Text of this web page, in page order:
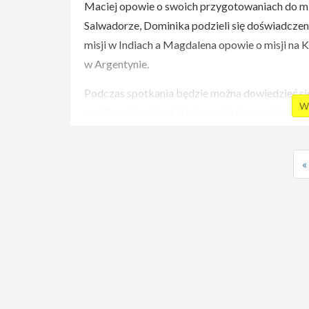
Maciej opowie o swoich przygotowaniach do
Salwadorze, Dominika podzieli się
misji w Indiach a Magdalena opowie o misji na
w Argentynie.
Podczas spotkania będzie można dowiedzieć
możliwości wyjazdu i włączenia się w misję
Miejsce:
Szkoła Główna
«